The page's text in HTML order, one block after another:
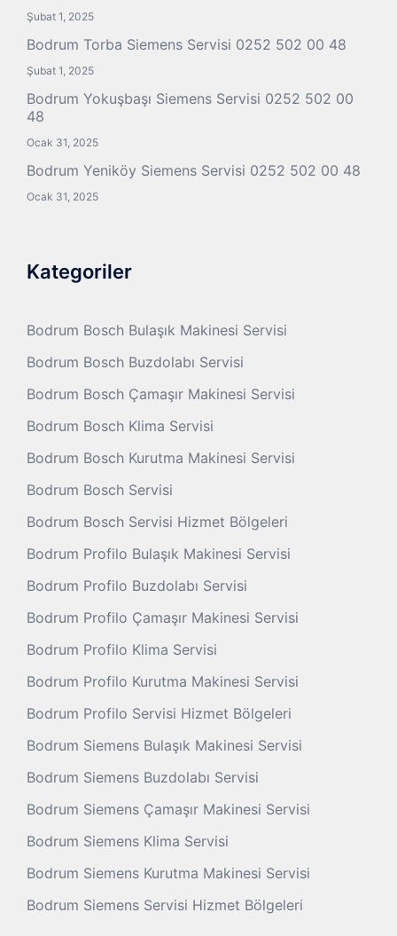
Şubat 1, 2025
Bodrum Torba Siemens Servisi 0252 502 00 48
Şubat 1, 2025
Bodrum Yokuşbaşı Siemens Servisi 0252 502 00
48
Ocak 31, 2025
Bodrum Yeniköy Siemens Servisi 0252 502 00 48
Ocak 31, 2025
Kategoriler
Bodrum Bosch Bulaşık Makinesi Servisi
Bodrum Bosch Buzdolabı Servisi
Bodrum Bosch Çamaşır Makinesi Servisi
Bodrum Bosch Klima Servisi
Bodrum Bosch Kurutma Makinesi Servisi
Bodrum Bosch Servisi
Bodrum Bosch Servisi Hizmet Bölgeleri
Bodrum Profilo Bulaşık Makinesi Servisi
Bodrum Profilo Buzdolabı Servisi
Bodrum Profilo Çamaşır Makinesi Servisi
Bodrum Profilo Klima Servisi
Bodrum Profilo Kurutma Makinesi Servisi
Bodrum Profilo Servisi Hizmet Bölgeleri
Bodrum Siemens Bulaşık Makinesi Servisi
Bodrum Siemens Buzdolabı Servisi
Bodrum Siemens Çamaşır Makinesi Servisi
Bodrum Siemens Klima Servisi
Bodrum Siemens Kurutma Makinesi Servisi
Bodrum Siemens Servisi Hizmet Bölgeleri